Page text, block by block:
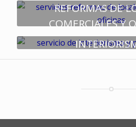
REFORMAS DE
COMERCIALES Y